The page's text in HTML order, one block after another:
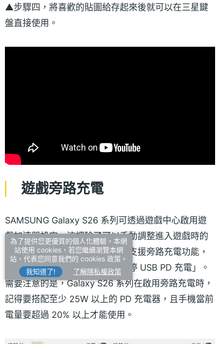
▲步驟四，將喜歡的貼圖給存起來後就可以在三星鍵
盤直接使用。
遊戲旁路充電
SAMSUNG Galaxy S26 系列可透過遊戲中心啟用遊
戲加速器設定，這裡除了可以手動調整進入遊戲時的
螢幕更新率外，最大的幫助在於支援旁路充電功能，
也就是下圖顯示的「遊戲期間暫停 USB PD 充電」。
需要注意的是，Galaxy S26 系列在啟用旁路充電時，
記得要搭配至少 25W 以上的 PD 充電器，且手機當前
電量要超過 20% 以上才能使用。
為了提供您更優質的個人化體驗，本網
站使用 cookies，若您繼續瀏覽本網
站，代表您同意我們的 cookies 政策。
我知道了!
了解隱私權政策